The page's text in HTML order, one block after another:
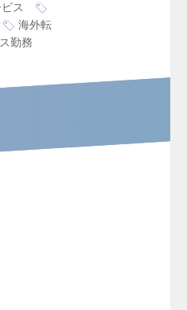
ス
海外転
勤務